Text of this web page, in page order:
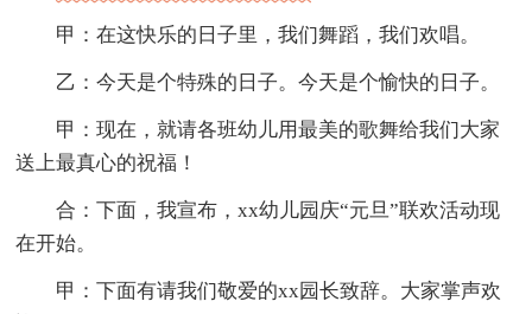
甲：在这快乐的日子里，我们舞蹈，我们欢唱。
乙：今天是个特殊的日子。今天是个愉快的日子。
甲：现在，就请各班幼儿用最美的歌舞给我们大家
送上最真心的祝福！
合：下面，我宣布，xx幼儿园庆“元旦”联欢活动现
在开始。
甲：下面有请我们敬爱的xx园长致辞。大家掌声欢